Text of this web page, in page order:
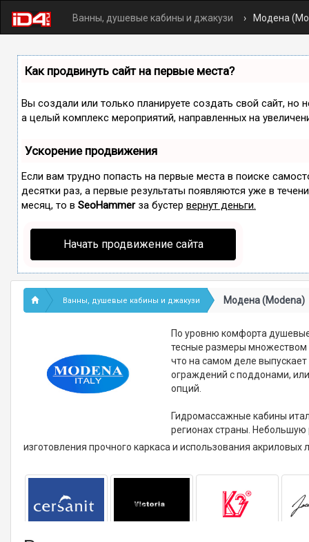
Ванны, душевые кабины и джакузи Модена
Как продвинуть сайт на первые места?
Вы создали или только планируете создать свой сайт, но
а целый комплекс мероприятий, направленных на
Ускорение продвижения
Если вам трудно попасть на первые места в поиске
десятки раз, а первые результаты появляются уже в
месяц, то в SeoHammerза бустер вернут деньги.
Начать продвижение сайта
Ванны, душевые кабины и джакузи Модена (Modena)
По уровню комфорта
тесные размеры множеством
что на самом деле
ограждений с поддонами,
опций.
Гидромассажные кабины
регионах страны.
изготовления прочного каркаса и использования